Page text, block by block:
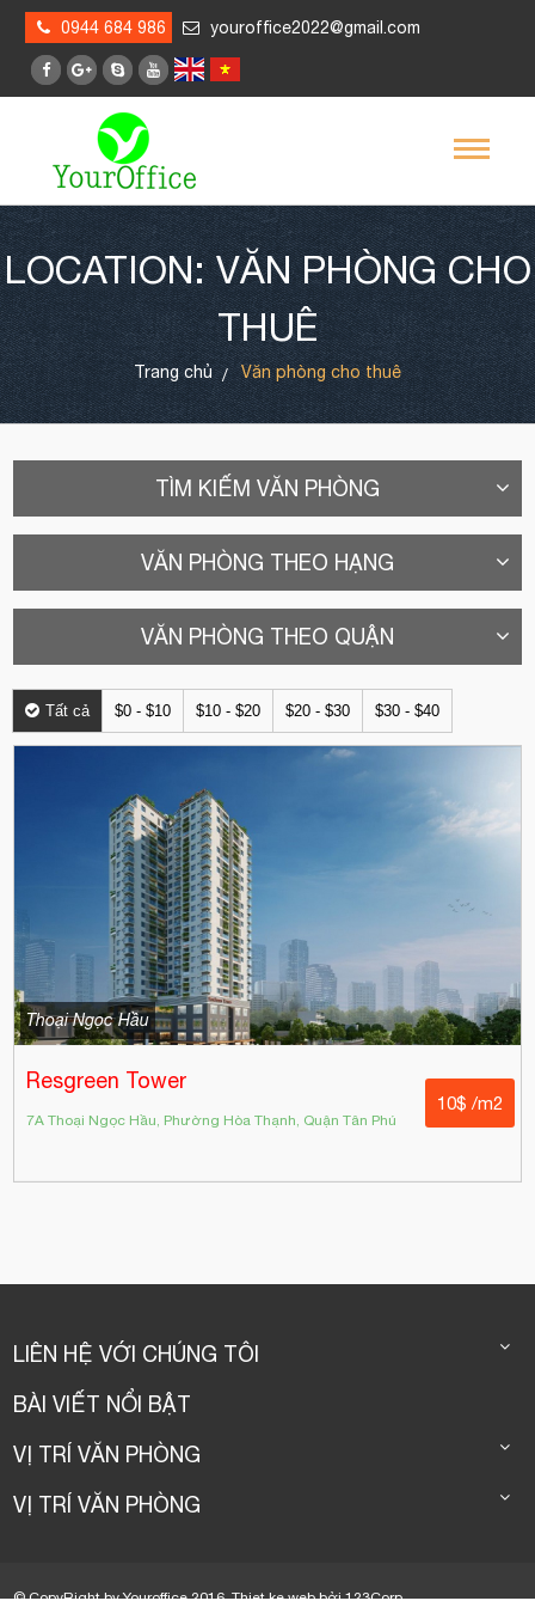
0944 684 986 youroffice2022@gmail.com
LOCATION: VĂN PHÒNG CHO
THUÊ
Trang chủ Văn phòng cho thuê
TÌM KIẾM VĂN PHÒNG
VĂN PHÒNG THEO HẠNG
VĂN PHÒNG THEO QUẬN
Tất cả $0 - $10 $10 - $20 $20 - $30 $30 - $40
Thoại Ngọc Hầu
Resgreen Tower
7A Thoại Ngọc Hầu, Phường Hòa Thạnh, Quận Tân Phú
10$ /m2
LIÊN HỆ VỚI CHÚNG TÔI
BÀI VIẾT NỔI BẬT
VỊ TRÍ VĂN PHÒNG
VỊ TRÍ VĂN PHÒNG
© CopyRight by Youroffice 2016.Thiet ke webbởi123Corp